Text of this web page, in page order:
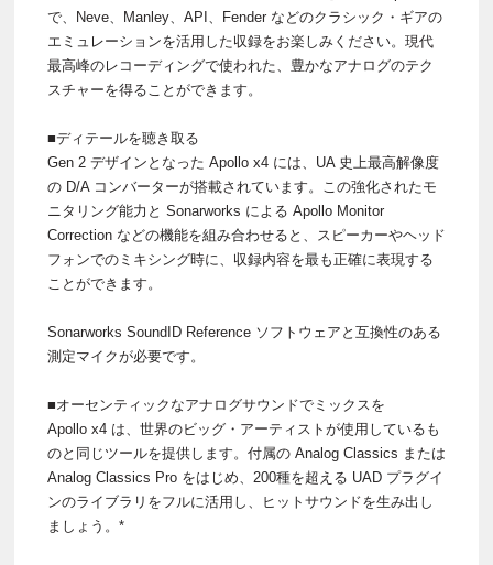
で、Neve、Manley、API、Fender などのクラシック・ギアの
エミュレーションを活用した収録をお楽しみください。現代
最高峰のレコーディングで使われた、豊かなアナログのテク
スチャーを得ることができます。
■ディテールを聴き取る
Gen 2 デザインとなった Apollo x4 には、UA 史上最高解像度
の D/A コンバーターが搭載されています。この強化されたモ
ニタリング能力と Sonarworks による Apollo Monitor
Correction などの機能を組み合わせると、スピーカーやヘッド
フォンでのミキシング時に、収録内容を最も正確に表現する
ことができます。
Sonarworks SoundID Reference ソフトウェアと互換性のある
測定マイクが必要です。
■オーセンティックなアナログサウンドでミックスを
Apollo x4 は、世界のビッグ・アーティストが使用しているも
のと同じツールを提供します。付属の Analog Classics または
Analog Classics Pro をはじめ、200種を超える UAD プラグイ
ンのライブラリをフルに活用し、ヒットサウンドを生み出し
ましょう。*